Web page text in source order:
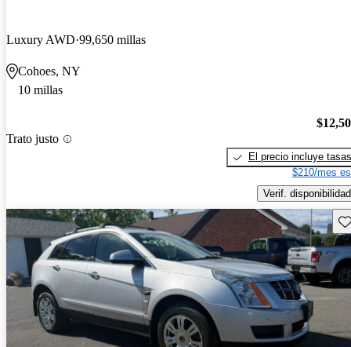
Luxury AWD 99,650 millas
Cohoes, NY
10 millas
Trato justo
El precio incluye tasas
$210/mes
Verif. disponibilidad